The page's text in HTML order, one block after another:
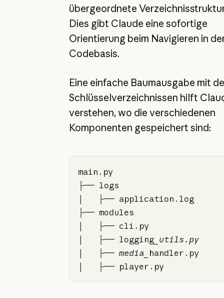
übergeordnete
Dies gibt Claude eine sofortige
Orientierung beim Navigieren in
Codebasis.
Eine einfache Baumausgabe mit
Schlüsselverzeichnissen hilft
verstehen, wo die verschiedenen
Komponenten gespeichert sind:
main.py
│   ├── application.log
│   ├── cli.py
│   ├── logging
_utils.py
│   ├── media_
handler.py
│   ├── player.py